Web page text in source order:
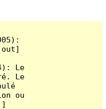
Le
Le
ou